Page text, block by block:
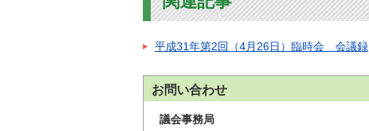
環境・ゴミ
上下水道
安全・防犯
ペット・動物
ティスクール
平成31年第2回（4月26日）臨時会 会議録
お問い合わせ
議会事務局